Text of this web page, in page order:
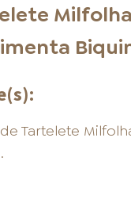
Tartelete